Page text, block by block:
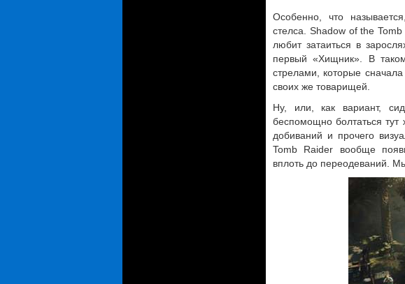
Особенно, что
стелса. Shadow of the
любит затаиться в
первый «Хищник». В
стрелами, которые
своих же товарищей.
Ну, или, как вариант,
беспомощно болтаться
добиваний и прочего
Tomb Raider вообще
вплоть до переодеваний.